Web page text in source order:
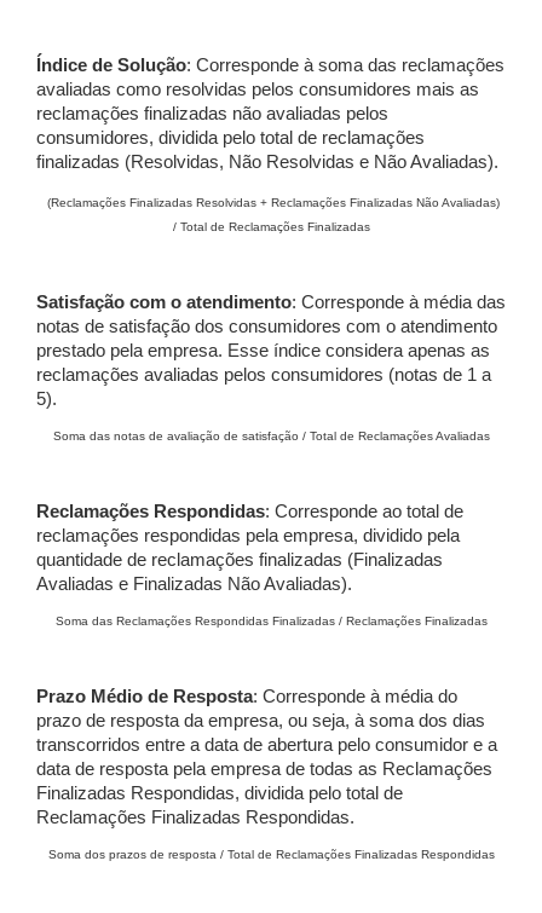
Índice de Solução: Corresponde à soma das reclamações
avaliadas como resolvidas pelos consumidores mais as
reclamações finalizadas não avaliadas pelos
consumidores, dividida pelo total de reclamações
finalizadas (Resolvidas, Não Resolvidas e Não Avaliadas).
(Reclamações Finalizadas Resolvidas + Reclamações Finalizadas Não Avaliadas)
/ Total de Reclamações Finalizadas
Satisfação com o atendimento: Corresponde à média das
notas de satisfação dos consumidores com o atendimento
prestado pela empresa. Esse índice considera apenas as
reclamações avaliadas pelos consumidores (notas de 1 a
5).
Soma das notas de avaliação de satisfação / Total de Reclamações Avaliadas
Reclamações Respondidas: Corresponde ao total de
reclamações respondidas pela empresa, dividido pela
quantidade de reclamações finalizadas (Finalizadas
Avaliadas e Finalizadas Não Avaliadas).
Soma das Reclamações Respondidas Finalizadas / Reclamações Finalizadas
Prazo Médio de Resposta: Corresponde à média do
prazo de resposta da empresa, ou seja, à soma dos dias
transcorridos entre a data de abertura pelo consumidor e a
data de resposta pela empresa de todas as Reclamações
Finalizadas Respondidas, dividida pelo total de
Reclamações Finalizadas Respondidas.
Soma dos prazos de resposta / Total de Reclamações Finalizadas Respondidas